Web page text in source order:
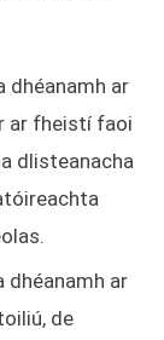
ar
ar fheistí faoi
dlisteanacha
ar
de